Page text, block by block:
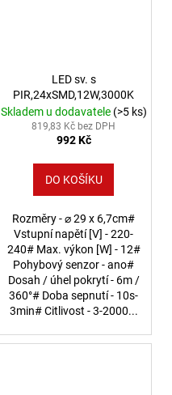
LED sv. s
PIR,24xSMD,12W,3000K
Skladem u dodavatele (>5 ks)
819,83 Kč bez DPH
992 Kč
DO KOŠÍKU
Rozměry - ⌀ 29 x 6,7cm#
Vstupní napětí [V] - 220-
240# Max. výkon [W] - 12#
Pohybový senzor - ano#
Dosah / úhel pokrytí - 6m /
360°# Doba sepnutí - 10s-
3min# Citlivost - 3-2000...